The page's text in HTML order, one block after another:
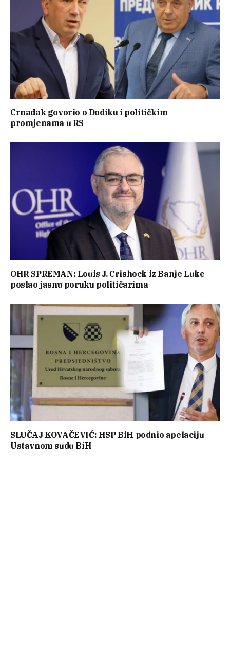
Crnadak govorio o Dodiku i političkim
promjenama u RS
OHR SPREMAN: Louis J. Crishock iz Banje Luke
poslao jasnu poruku političarima
SLUČAJ KOVAČEVIĆ: HSP BiH podnio apelaciju
Ustavnom sudu BiH